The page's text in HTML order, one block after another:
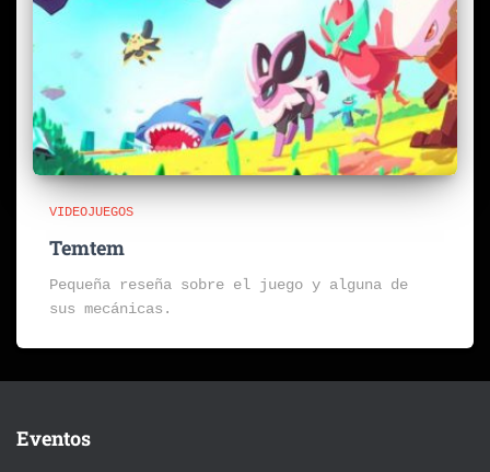
VIDEOJUEGOS
Temtem
Pequeña reseña sobre el juego y alguna de
sus mecánicas.
Eventos